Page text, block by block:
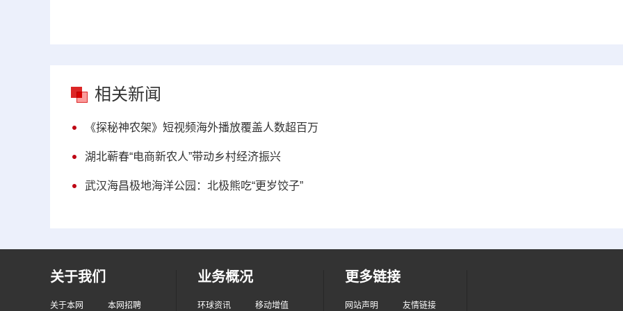
相关新闻
《探秘神农架》短视频海外播放覆盖人数超百万
湖北蕲春“电商新农人”带动乡村经济振兴
武汉海昌极地海洋公园：北极熊吃“更岁饺子”
关于我们
关于本网 本网招聘
业务概况
环球资讯 移动增值
更多链接
网站声明 友情链接